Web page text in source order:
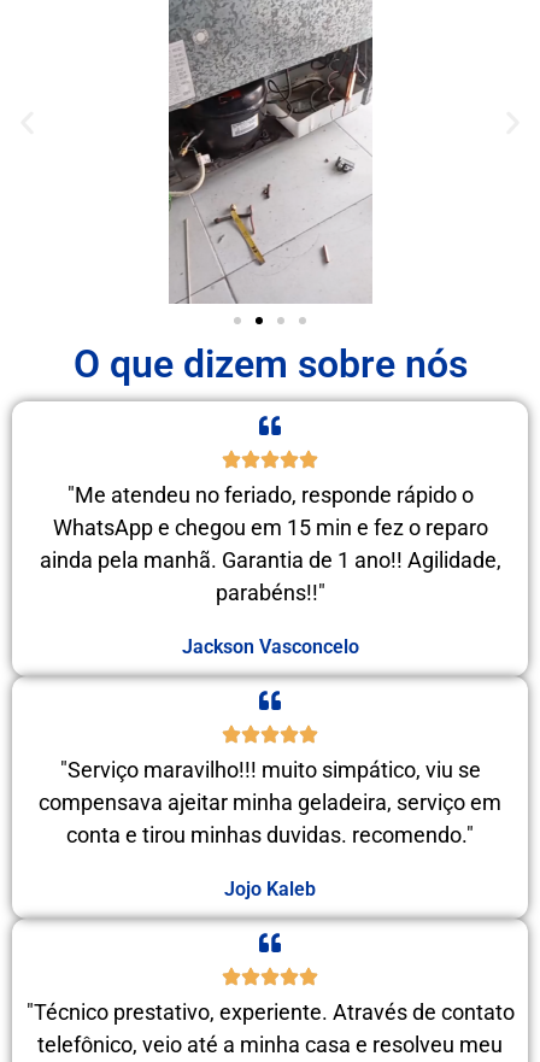
O que dizem sobre nós
"Me atendeu no feriado, responde rápido o
WhatsApp e chegou em 15 min e fez o reparo
ainda pela manhã. Garantia de 1 ano!! Agilidade,
parabéns!!"
Jackson Vasconcelo
"Serviço maravilho!!! muito simpático, viu se
compensava ajeitar minha geladeira, serviço em
conta e tirou minhas duvidas. recomendo."
Jojo Kaleb
"Técnico prestativo, experiente. Através de contato
telefônico, veio até a minha casa e resolveu meu